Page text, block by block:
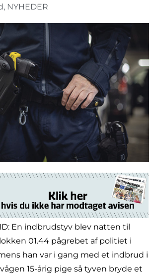
, NYHEDER
En indbrudstyv blev natten til
01.44 pågrebet af politiet i
han var i gang med et indbrud i
15-årig pige så tyven bryde et